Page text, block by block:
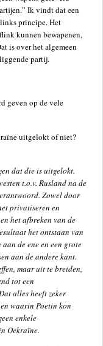
Ik vindt dat een
principe. Het
kunnen bewapenen,
is over het algemeen
partij.
geven op de vele
uitgelokt of niet?
dat die is uitgelokt.
t.o.v. Rusland na de
Zowel door
privatiseren en
het afbreken van de
het ontstaan van
de ene en een grote
aan de andere kant.
maar uit te breiden,
tot een
alles heeft zeker
waarin Poetin kon
enkele
Oekraïne.